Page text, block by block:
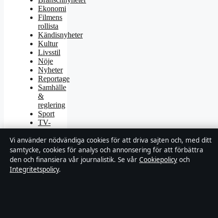
Ekonomi
Filmens
rollista
Kändisnyheter
Kultur
Livsstil
Nöje
Nyheter
Reportage
Samhälle
&
reglering
Sport
TV-
rollista
Uncategorized
Vi använder nödvändiga cookies för att driva sajten och, med ditt
samtycke, cookies för analys och annonsering för att förbättra
den och finansiera vår journalistik. Se vår Cookiepolicy och
Integritetspolicy.